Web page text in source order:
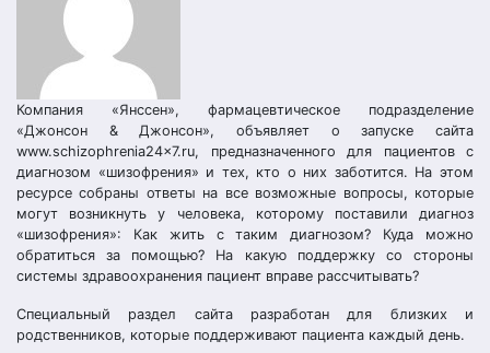
Компания «Янссен», фармацевтическое подразделение
«Джонсон & Джонсон», объявляет о запуске сайта
www.schizophrenia24x7.ru, предназначенного для пациентов с
диагнозом «шизофрения» и тех, кто о них заботится. На этом
ресурсе собраны ответы на все возможные вопросы, которые
могут возникнуть у человека, которому поставили диагноз
«шизофрения»: Как жить с таким диагнозом? Куда можно
обратиться за помощью? На какую поддержку со стороны
системы здравоохранения пациент вправе рассчитывать?
Специальный раздел сайта разработан для близких и
родственников, которые поддерживают пациента каждый день.